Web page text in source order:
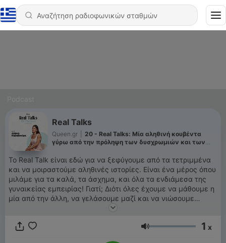
Real Talks
Queen.gr
20 - Real Talks: Mία αληθινή κουβέντα
γύρω από την πρόληψη των δυσχρωμιών και των
Το Real Talk είναι εδώ για να ξεφύγουμε από τα τετριμμένα
και να μοιραστούμε αληθινές ιστορίες. Είναι ένα μέρος όπου
μιλάμε για τα καλά, τα άσχημα, και όλα τα ενδιάμεσα της
γυναικείας εμπειρίας! Γιατί; Διότι όλες έχουμε να μάθουμε η
μία από την άλλη, να γελάσουμε μαζί και να νιώσουμε
λιγότερο μόνες σε αυτό το τρελό ταξίδι που λέγεται
Ένταση 1 x